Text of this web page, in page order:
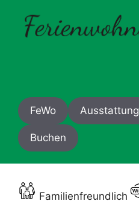
Inhalt
springen
FeWo Ausstattung
Buchen
Familienfreundlich